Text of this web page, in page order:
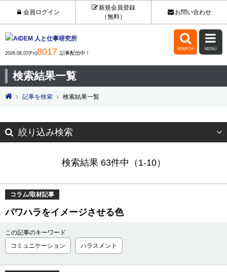
会員ログイン
新規会員登録
（無料）
お問い合わせ
2026.08.07(Fri)8017 記事配信中！

SEARCH

MENU
検索結果一覧
記事を検索 検索結果一覧
絞り込み検索
検索結果 63件中（1-10）
コラム/取材記事
パワハラをイメージさせる色
この記事のキーワード
コミュニケーション
ハラスメント